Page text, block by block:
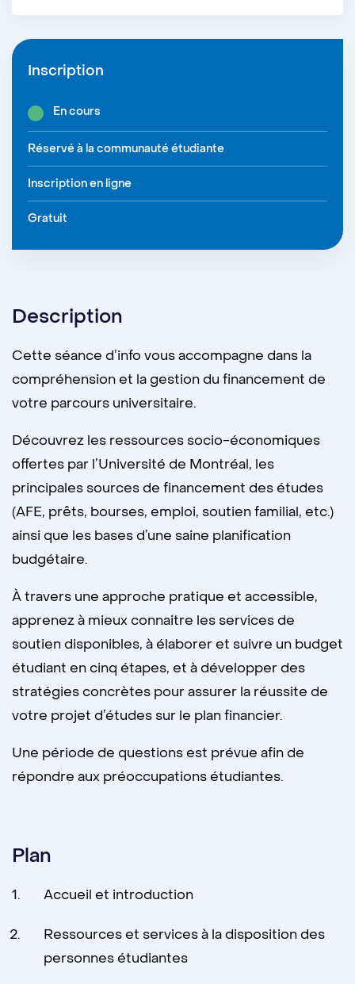
Inscription
En cours
Réservé à la communauté étudiante
Inscription en ligne
Gratuit
Description
Cette séance d’info vous accompagne dans la
compréhension et la gestion du financement de
votre parcours universitaire.
Découvrez les ressources socio-économiques
offertes par l’Université de Montréal, les
principales sources de financement des études
(AFE, prêts, bourses, emploi, soutien familial, etc.)
ainsi que les bases d’une saine planification
budgétaire.
À travers une approche pratique et accessible,
apprenez à mieux connaitre les services de
soutien disponibles, à élaborer et suivre un budget
étudiant en cinq étapes, et à développer des
stratégies concrètes pour assurer la réussite de
votre projet d’études sur le plan financier.
Une période de questions est prévue afin de
répondre aux préoccupations étudiantes.
Plan
Accueil et introduction
Ressources et services à la disposition des
personnes étudiantes